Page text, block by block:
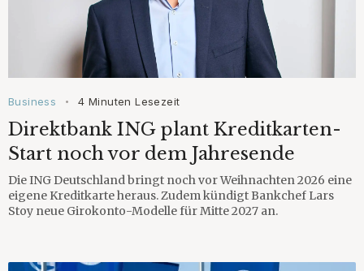
Business • 4 Minuten Lesezeit
Direktbank ING plant Kreditkarten-
Start noch vor dem Jahresende
Die ING Deutschland bringt noch vor Weihnachten 2026 eine
eigene Kreditkarte heraus. Zudem kündigt Bankchef Lars
Stoy neue Girokonto-Modelle für Mitte 2027 an.